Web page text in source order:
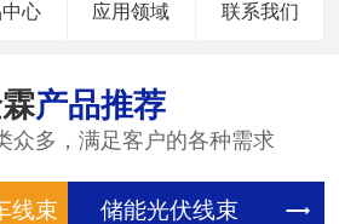
心 应用领域 联系我们
产品推荐
众多，满足客户的各种需求
储能光伏